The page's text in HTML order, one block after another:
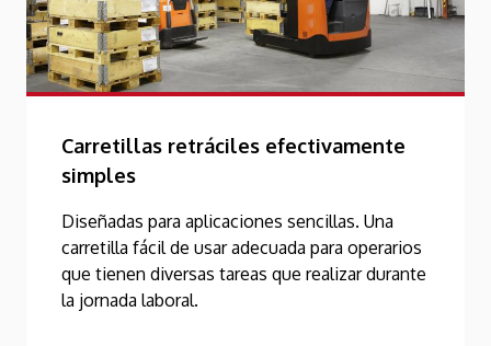
Carretillas retráciles efectivamente
simples
Diseñadas para aplicaciones sencillas. Una
carretilla fácil de usar adecuada para operarios
que tienen diversas tareas que realizar durante
la jornada laboral.